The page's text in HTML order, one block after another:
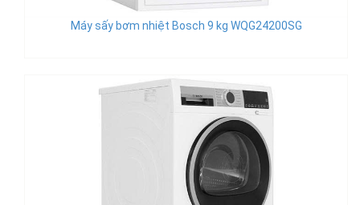
Máy sấy bơm nhiệt Bosch 9 kg WQG24200SG